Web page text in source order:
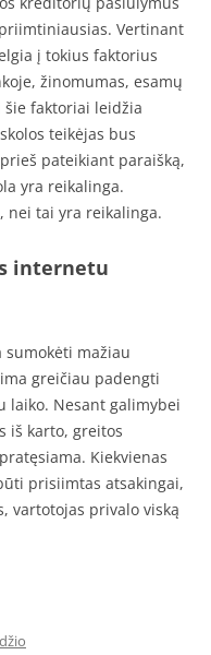
Vertinant
į tokius faktorius
žinomumas, esamų
faktoriai leidžia
teikėjas bus
pateikiant paraišką,
yra reikalinga.
nei tai yra reikalinga.
internetu
sumokėti mažiau
greičiau padengti
laiko. Nesant galimybei
iš karto, greitos
Kiekvienas
prisiimtas atsakingai,
vartotojas privalo viską